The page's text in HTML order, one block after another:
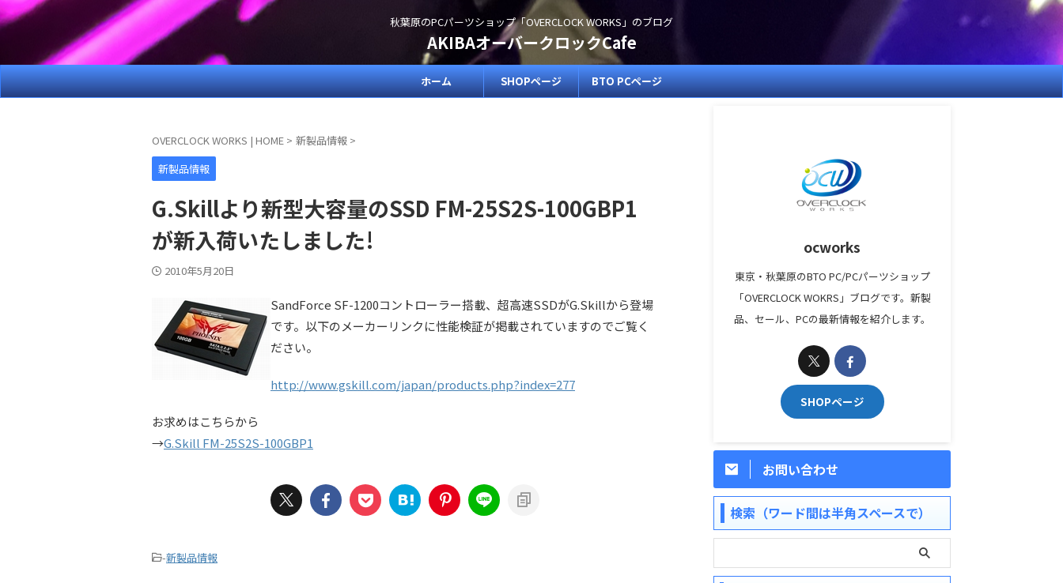
秋葉原のPCパーツショップ「OVERCLOCK WORKS」のブログ
AKIBAオーバークロックCafe
ホーム SHOPページ BTO PCページ
OVERCLOCK WORKS | HOME > 新製品情報 >
新製品情報
G.Skillより新型大容量のSSD FM-25S2S-100GBP1
が新入荷いたしました!
2010年5月20日
SandForce SF-1200コントローラー搭載、超高速SSDがG.Skillから登場
です。以下のメーカーリンクに性能検証が掲載されていますのでご覧く
ださい。
http://www.gskill.com/japan/products.php?index=277
お求めはこちらから
→G.Skill FM-25S2S-100GBP1
-新製品情報
ocworks
東京・秋葉原のBTO PC/PCパーツショップ
「OVERCLOCK WOKRS」ブログです。新製
品、セール、PCの最新情報を紹介します。
SHOPページ
お問い合わせ
検索（ワード間は半角スペースで）